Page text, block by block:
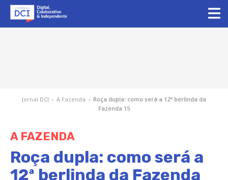
Jornal DCI › A Fazenda › Roça dupla: como será a 12ª berlinda da
Fazenda 15
A FAZENDA
Roça dupla: como será a
12ª berlinda da Fazenda